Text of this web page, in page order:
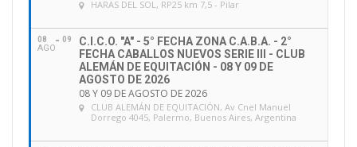
HARAS DEL SOL, RP25 km 7,5 - Pilar
08
AGO
09
C.I.C.O. "A" - 5° FECHA ZONA C.A.B.A. - 2°
FECHA CABALLOS NUEVOS SERIE III - CLUB
ALEMÁN DE EQUITACIÓN - 08 Y 09 DE
AGOSTO DE 2026
08 Y 09 DE AGOSTO DE 2026
CLUB ALEMÁN DE EQUITACIÓN, Av Cnel Manuel
Dorrego 4045, Palermo, Buenos Aires, Argentina